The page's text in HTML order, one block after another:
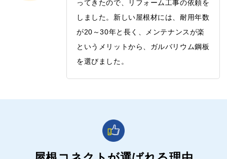
ってきたので、リフォーム工事の依頼を
しました。新しい屋根材には、耐用年数
が20～30年と長く、メンテナンスが楽
というメリットから、ガルバリウム鋼板
を選びました。